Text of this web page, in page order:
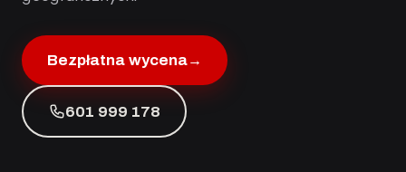
Bezpłatna wycena→
601 999 178